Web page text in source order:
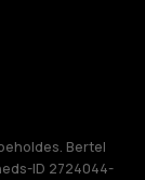
Bertel
ID 2724044-